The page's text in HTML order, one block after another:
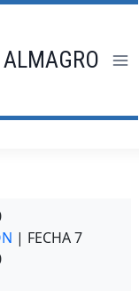
| FECHA 7